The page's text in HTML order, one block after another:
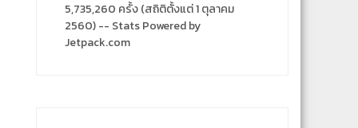
5,735,260 ครั้ง (สถิติตั้งแต่ 1 ตุลาคม
2560) -- Stats Powered by
Jetpack.com